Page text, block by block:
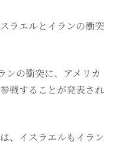
ラエルとイランの衝突
ンの衝突に、アメリカ
戦することが発表され
、イスラエルもイラン